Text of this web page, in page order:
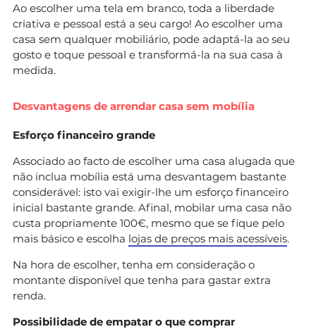
Ao escolher uma tela em branco, toda a liberdade
criativa e pessoal está a seu cargo! Ao escolher uma
casa sem qualquer mobiliário, pode adaptá-la ao seu
gosto e toque pessoal e transformá-la na sua casa à
medida.
Desvantagens de arrendar casa sem mobília
Esforço financeiro grande
Associado ao facto de escolher uma casa alugada que
não inclua mobília está uma desvantagem bastante
considerável: isto vai exigir-lhe um esforço financeiro
inicial bastante grande. Afinal, mobilar uma casa não
custa propriamente 100€, mesmo que se fique pelo
mais básico e escolha lojas de preços mais acessíveis.
Na hora de escolher, tenha em consideração o
montante disponível que tenha para gastar extra
renda.
Possibilidade de empatar o que comprar